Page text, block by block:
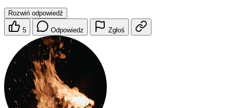
Rozwiń odpowiedź
5 Odpowiedz Zgłoś